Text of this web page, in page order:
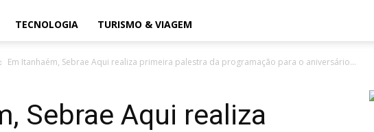
TECNOLOGIA TURISMO & VIAGEM
Em Itanhaém, Sebrae Aqui realiza primeira palestra da programação para o aniversário...
Sebrae Aqui realiza